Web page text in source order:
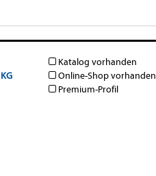
Katalog vorhanden
Online-Shop vorhanden
Premium-Profil